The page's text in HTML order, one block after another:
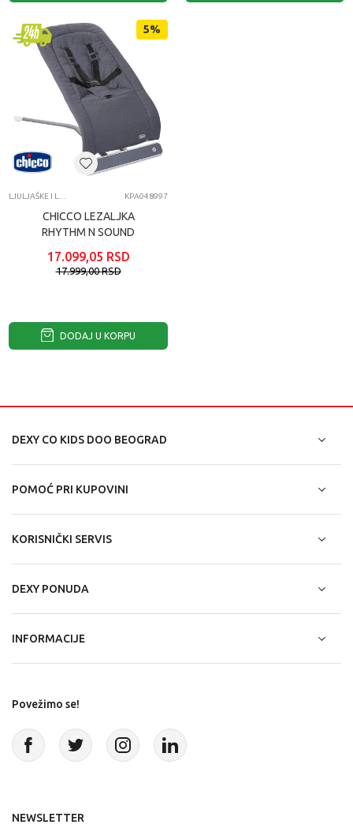
5%
KPA048997
CHICCO LEZALJKA
RHYTHM N SOUND
17.099,05 RSD
17.999,00RSD
DODAJ U KORPU
DEXY CO KIDS DOO BEOGRAD
POMOĆ PRI KUPOVINI
KORISNIČKI SERVIS
DEXY PONUDA
INFORMACIJE
Povežimo se!
NEWSLETTER